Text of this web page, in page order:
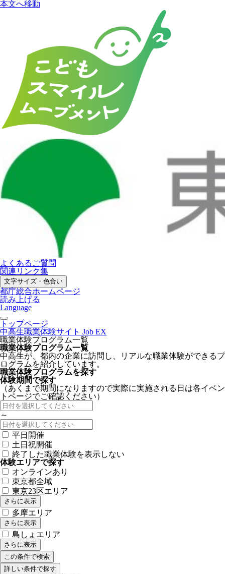
本文へ移動
よくあるご質問
関連リンク集
文字サイズ・色合い
都庁総合ホームページ
読み上げる
Language
トップページ
中高生職業体験サイト Job EX
職業体験プログラム一覧
職業体験プログラム一覧
中高生が、都内の企業に訪問し、リアルな職業体験ができるプ
ログラムを紹介しています。
職業体験プログラムを探す
体験期間で探す
（あくまで期間になりますので実際に実施される日は各イベン
トページでご確認ください）
～
平日開催
土日祝開催
終了した職業体験を表示しない
体験エリアで探す
オンラインあり
東京都全域
東京23区エリア
さらに表示
多摩エリア
さらに表示
島しょエリア
さらに表示
詳しい条件で探す